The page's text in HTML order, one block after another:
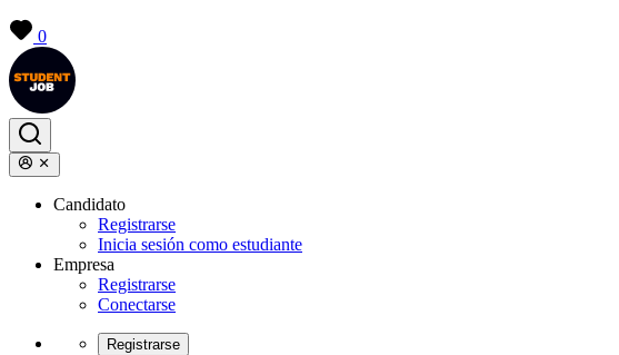
0
Candidato
Registrarse
Inicia sesión como estudiante
Empresa
Registrarse
Conectarse
Registrarse